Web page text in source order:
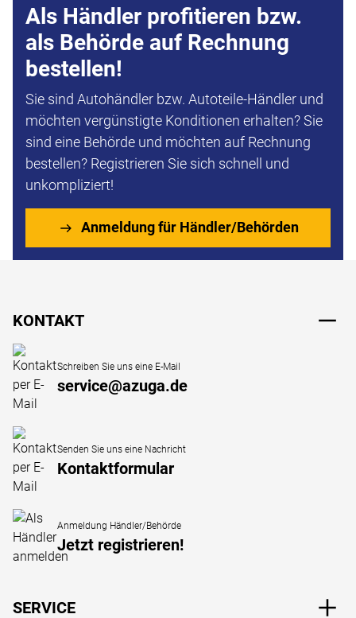
Als Händler profitieren bzw.
als Behörde auf Rechnung
bestellen!
Sie sind Autohändler bzw. Autoteile-Händler und
möchten vergünstigte Konditionen erhalten? Sie
sind eine Behörde und möchten auf Rechnung
bestellen? Registrieren Sie sich schnell und
unkompliziert!
Anmeldung für Händler/Behörden
KONTAKT
Schreiben Sie uns eine E-Mail
service@azuga.de
Senden Sie uns eine Nachricht
Kontaktformular
Anmeldung Händler/Behörde
Jetzt registrieren!
SERVICE